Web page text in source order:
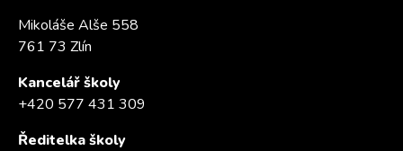
Mikoláše Alše 558
761 73 Zlín
Kancelář školy
+420 577 431 309
Ředitelka školy